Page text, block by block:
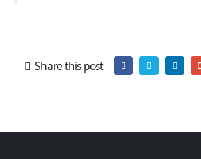
Share this post